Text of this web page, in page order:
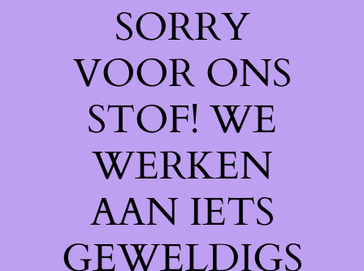
SORRY
VOOR ONS
STOF! WE
WERKEN
AAN IETS
GEWELDIGS